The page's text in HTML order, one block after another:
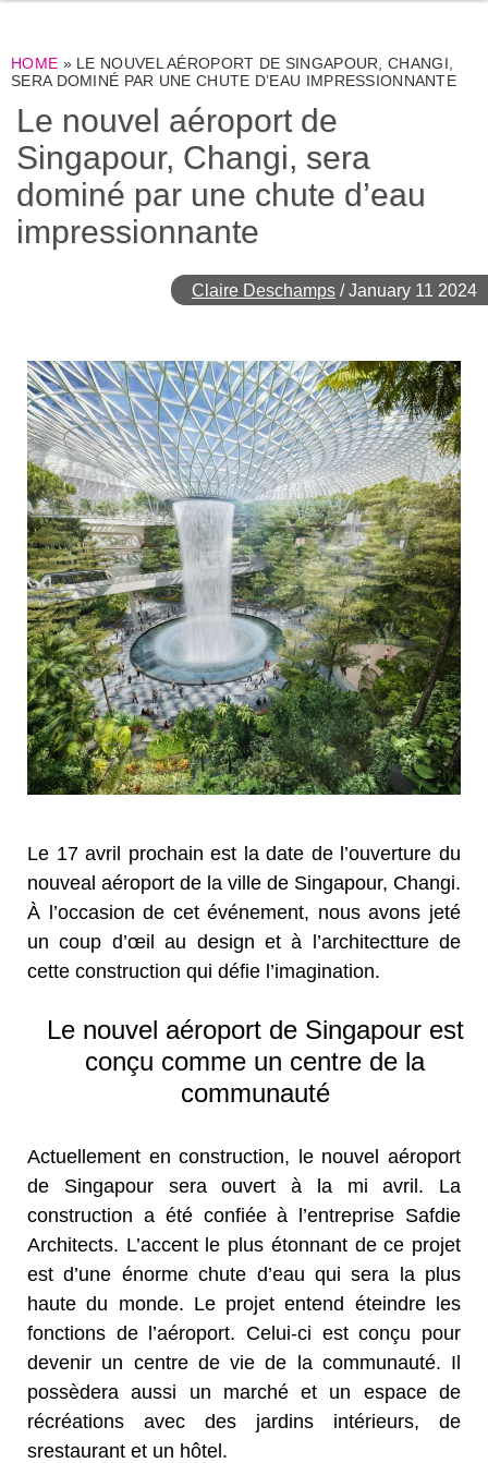
HOME » LE NOUVEL AÉROPORT DE SINGAPOUR, CHANGI,
SERA DOMINÉ PAR UNE CHUTE D’EAU IMPRESSIONNANTE
Le nouvel aéroport de
Singapour, Changi, sera
dominé par une chute d’eau
impressionnante
Claire Deschamps /January 11 2024
Le 17 avril prochain est la date de l’ouverture du
nouveal aéroport de la ville de Singapour, Changi.
À l’occasion de cet événement, nous avons jeté
un coup d’œil au design et à l’architectture de
cette construction qui défie l’imagination.
Le nouvel aéroport de Singapour est
conçu comme un centre de la
communauté
Actuellement en construction, le nouvel aéroport
de Singapour sera ouvert à la mi avril. La
construction a été confiée à l’entreprise Safdie
Architects. L’accent le plus étonnant de ce projet
est d’une énorme chute d’eau qui sera la plus
haute du monde. Le projet entend éteindre les
fonctions de l’aéroport. Celui-ci est conçu pour
devenir un centre de vie de la communauté. Il
possèdera aussi un marché et un espace de
récréations avec des jardins intérieurs, de
srestaurant et un hôtel.